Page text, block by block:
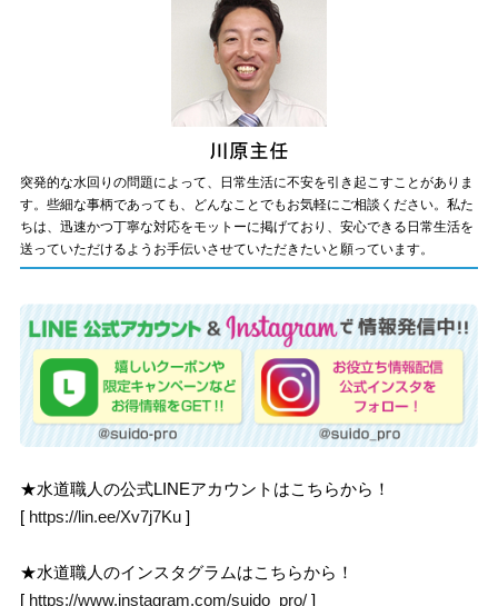
突発的な水回りの問題によって、日常生活に不安を引き起こすことがありま
す。些細な事柄であっても、どんなことでもお気軽にご相談ください。私た
ちは、迅速かつ丁寧な対応をモットーに掲げており、安心できる日常生活を
送っていただけるようお手伝いさせていただきたいと願っています。
★水道職人の公式LINEアカウントはこちらから！
[ https://lin.ee/Xv7j7Ku ]
★水道職人のインスタグラムはこちらから！
[ https://www.instagram.com/suido_pro/ ]